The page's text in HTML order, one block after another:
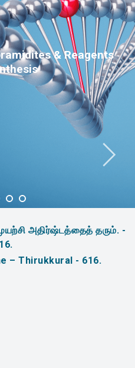
& Reagents
அதிர்ஷ்டத்தைத் தரும். -
– Thirukkural - 616.